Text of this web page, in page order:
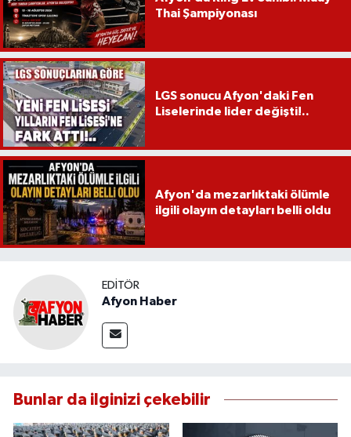
Thai Şampiyonası
LGS sonucu Afyon'daki Fen
Liselerinde lider değişti!..
Afyon'da mezarlıktaki ölümle
ilgili olayın detayları belli oldu
EDITÖR
Afyon Haber
Bunlar da ilginizi çekebilir